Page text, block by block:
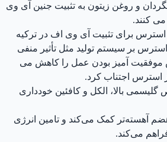
و روغن زیتون به تثبیت جنین آی وی
کنند.
برای تثبیت آی وی اف در ترکیه
بر سیستم تولید مثل تأثیر منفی
موفقیت آمیز بودن عمل را کاهش می
از استرس اجتناب کرد.
گلیسمی بالا، الکل و کافئین خودداری
آهسته‌تر کمک می‌کند و تامین انرژی
می‌کند.